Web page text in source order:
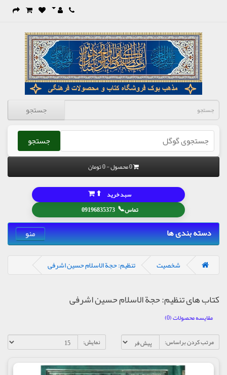
جستجو
جستجو
0 محصول - 0 تومان
تماس📞
09196835373
سبد خرید ⬆
دسته بندی ها منو
شخصیت تنظیم: حجة الاسلام حسین اشرفی
کتاب های تنظیم: حجة الاسلام حسین اشرفی
مقایسه محصولات (0)
مرتب کردن براساس:
نمایش: